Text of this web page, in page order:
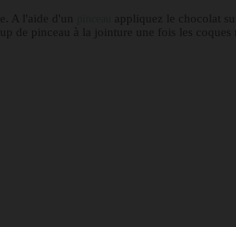
A l'aide d'un
appliquez le chocolat
de pinceau à la jointure une fois les coques